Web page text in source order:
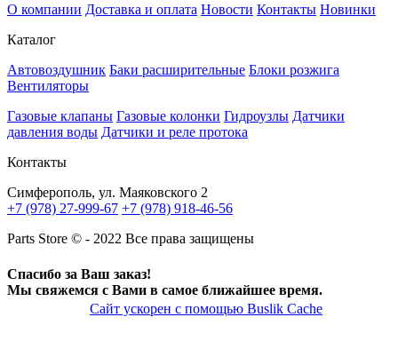
О компании Доставка и оплата Новости Контакты Новинки
Каталог
Автовоздушник Баки расширительные Блоки розжига
Вентиляторы
Газовые клапаны Газовые колонки Гидроузлы Датчики
давления воды Датчики и реле протока
Контакты
Симферополь, ул. Маяковского 2
+7 (978) 27-999-67 +7 (978) 918-46-56
Parts Store © - 2022 Все права защищены
Спасибо за Ваш заказ!
Мы свяжемся с Вами в самое ближайшее время.
Сайт ускорен с помощью Buslik Cache